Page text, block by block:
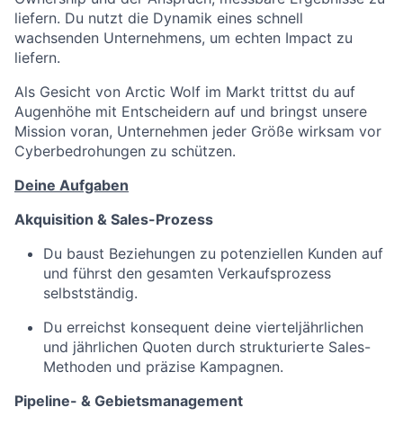
liefern. Du nutzt die Dynamik eines schnell
wachsenden Unternehmens, um echten Impact zu
liefern.
Als Gesicht von Arctic Wolf im Markt trittst du auf
Augenhöhe mit Entscheidern auf und bringst unsere
Mission voran, Unternehmen jeder Größe wirksam vor
Cyberbedrohungen zu schützen.
Deine Aufgaben
Akquisition & Sales-Prozess
Du baust Beziehungen zu potenziellen Kunden auf
und führst den gesamten Verkaufsprozess
selbstständig.
Du erreichst konsequent deine vierteljährlichen
und jährlichen Quoten durch strukturierte Sales-
Methoden und präzise Kampagnen.
Pipeline- & Gebietsmanagement